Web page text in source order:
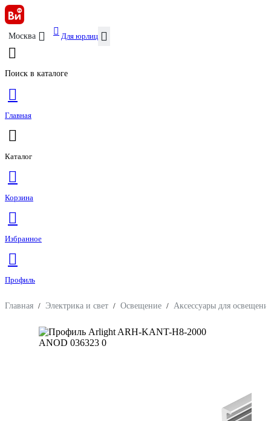
Москва Для юрлиц
Поиск в каталоге
Главная
Каталог
Корзина
Избранное
Профиль
Главная / Электрика и свет / Освещение / Аксессуары для